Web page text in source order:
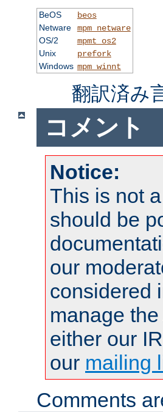
BeOS
beos
Netware
mpm_netware
OS/2
mpmt_os2
Unix
prefork
Windows mpm_winnt
翻訳済み
コメント
Notice:
This is not
should be
our
considered
manage
either our
our mailing
Comments